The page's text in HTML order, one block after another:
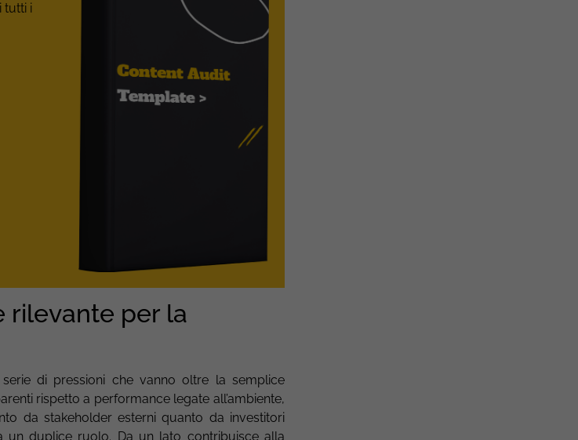
tutti i
rilevante per la
di pressioni che vanno oltre la semplice
rispetto a performance legate all’ambiente,
da stakeholder esterni quanto da investitori
un duplice ruolo. Da un lato contribuisce alla